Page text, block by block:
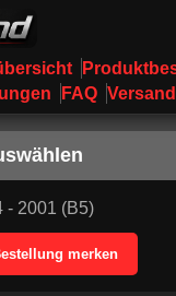
FAQ
- 2001 (B5)
merken